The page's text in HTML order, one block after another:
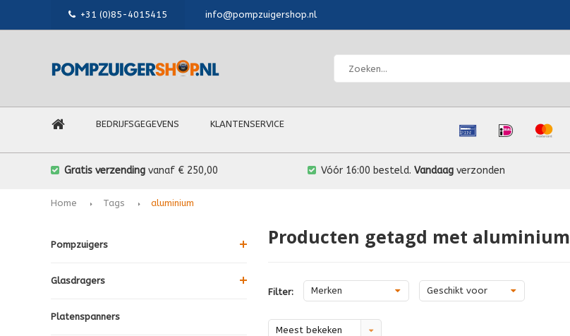
+31 (0)85-4015415 info@pompzuigershop.nl
BEDRIJFSGEGEVENS KLANTENSERVICE
Gratis verzending vanaf € 250,00 Vóór 16:00 besteld. Vandaag verzonden
Home Tags aluminium
Pompzuigers
Glasdragers
Platenspanners
Producten getagd met aluminium
Filter: Merken Geschikt voor
Meest bekeken